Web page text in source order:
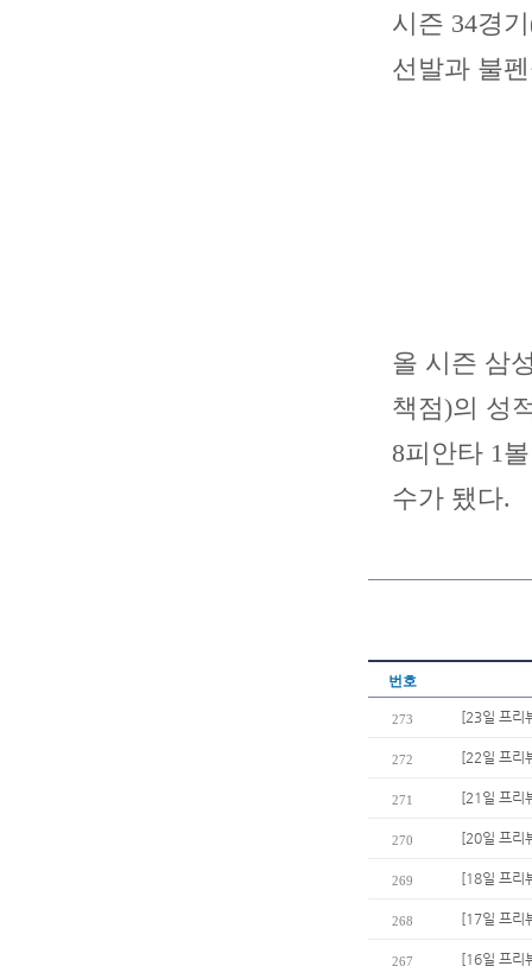
시즌 34경
선발과 불
올 시즌 삼
책점)의 성
8피안타 1
수가 됐다.
번호
273 [23일 프리
272 [22일 프리
271 [21일 프리
270 [20일 프리
269 [18일 프리
268 [17일 프리
267 [16일 프리